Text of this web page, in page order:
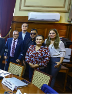
total de 1,711
rurales
se detectó
libro de registro
trabajo para